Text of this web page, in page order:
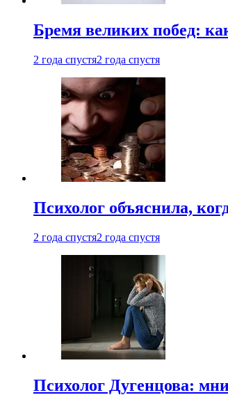
Бремя великих побед:
2 года спустя2 года спустя
Психолог объяснила,
2 года спустя2 года спустя
Психолог Дугенцова: